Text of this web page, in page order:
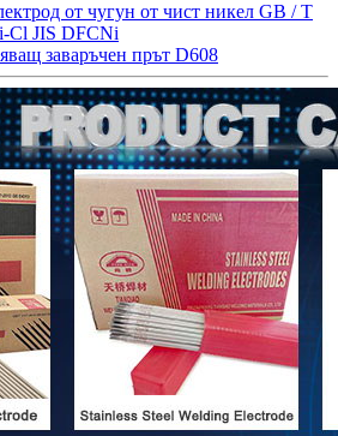
от чугун от чист никел GB / T
Cl JIS DFCNi
заваръчен прът D608